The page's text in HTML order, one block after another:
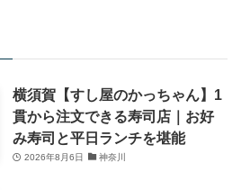
横須賀【すし屋のかっちゃん】1
貫から注文できる寿司店｜お好
み寿司と平日ランチを堪能
2026年8月6日 神奈川